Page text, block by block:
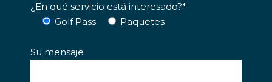
¿En qué servicio está interesado?*
Golf Pass
Paquetes
Su mensaje